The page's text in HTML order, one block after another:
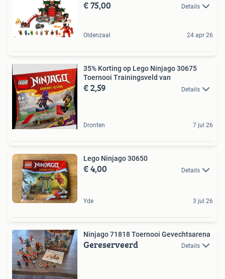
€ 75,00 Details
Oldenzaal 24 apr 26
35% Korting op Lego Ninjago 30675
Toernooi Trainingsveld van
€ 2,59 Details
Dronten 7 jul 26
Lego Ninjago 30650
€ 4,00 Details
Yde 3 jul 26
Ninjago 71818 Toernooi Gevechtsarena
Gereserveerd Details